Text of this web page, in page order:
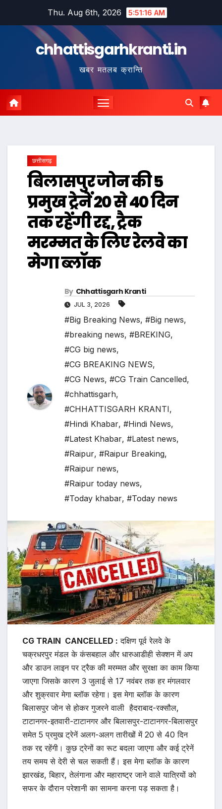
Thu. Aug 6th, 2026 5:51:17 AM
chhattisgarhkranti.in
खबर मतलब क्रान्ति
छत्तीसगढ़
बिलासपुर जोन की 5
प्रमुख ट्रेनें 20 से 40 दिन
तक रहेंगी रद्द, ट्रैक
मरम्मत के लिए रेलवे का
मेगा ब्लॉक
By Chhattisgarh Kranti
JUL 3, 2026
#Big Breaking News, #Big news,
#breaking news, #BREKING,
#CG big news,
#CG BREAKING NEWS,
#CG News, #CG Train Cancelled,
#chhattisgarh,
#CHHATTISGARH KRANTI,
#Hindi Khabar, #Hindi News,
#Latest Khabar, #Latest news,
#Raipur, #Raipur Breaking,
#Raipur news,
#Raipur today news,
#Today khabar, #Today news
CG TRAIN CANCELLED : दक्षिण पूर्व रेलवे के
चक्रधरपुर मंडल के कंसबहाल और धारुआडीही सेक्शन में अप
और डाउन लाइन पर ट्रैक की मरम्मत और सुरक्षा का काम किया
जाएगा जिसके कारण 3 जुलाई से 17 नवंबर तक हर मंगलवार
और शुक्रवार मेगा ब्लॉक रहेगा। इस मेगा ब्लॉक के कारण
बिलासपुर जोन से होकर गुजरने वाली हैदराबाद-रक्सौल,
टाटानगर-इतवारी-टाटानगर और बिलासपुर-टाटानगर-बिलासपुर
समेत 5 प्रमुख ट्रेनें अलग-अलग तारीखों में 20 से 40 दिन
तक रद्द रहेंगी। कुछ ट्रेनों का रूट बदला जाएगा और कई ट्रेनें
तय समय से देरी से चल सकती हैं। इस मेगा ब्लॉक के कारण
झारखंड, बिहार, तेलंगाना और महाराष्ट्र जाने वाले यात्रियों को
सफर के दौरान परेशानी का सामना करना पड़ सकता है।